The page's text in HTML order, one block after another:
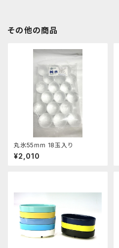
その他の商品
丸氷55mm 18玉入り
¥2,010